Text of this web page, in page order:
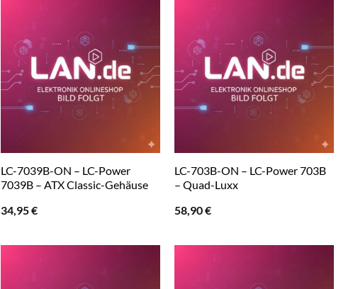
LC-7039B-ON – LC-Power
7039B – ATX Classic-Gehäuse
34,95€
LC-703B-ON – LC-Power 703B
– Quad-Luxx
58,90€